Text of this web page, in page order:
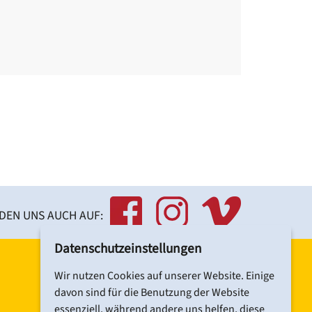
im Rollstuhl ermöglicht.
UNS AUCH AUF:
Datenschutzeinstellungen
Wir nutzen Cookies auf unserer Website. Einige
davon sind für die Benutzung der Website